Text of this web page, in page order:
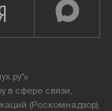
в сфере связи,
(Роскомнадзор),